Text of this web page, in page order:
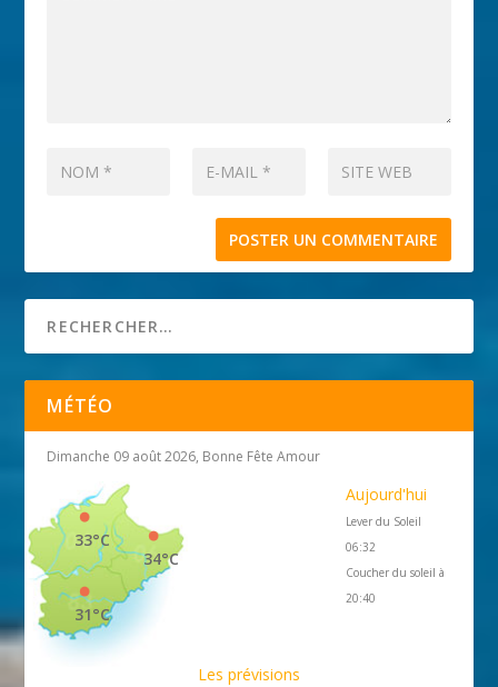
MÉTÉO
Dimanche 09 août 2026, Bonne Fête Amour
34°C
33°C
31°C
Aujourd'hui
Lever du Soleil
06:32
Coucher du soleil à
20:40
Les prévisions